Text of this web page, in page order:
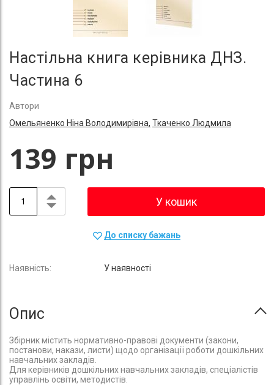
Настільна книга керівника ДНЗ.
Частина 6
Автори
Омельяненко Ніна Володимирівна, Ткаченко Людмила
139 грн
У кошик
До списку бажань
У наявності
Опис
Збірник містить нормативно-правові документи (закони,
постанови, накази, листи) щодо організації роботи дошкільних
навчальних закладів.
Для керівників дошкільних навчальних закладів, спеціалістів
управлінь освіти, методистів.